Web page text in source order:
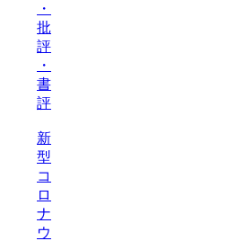
・
批
評
・
書
評
新
型
コ
ロ
ナ
ウ